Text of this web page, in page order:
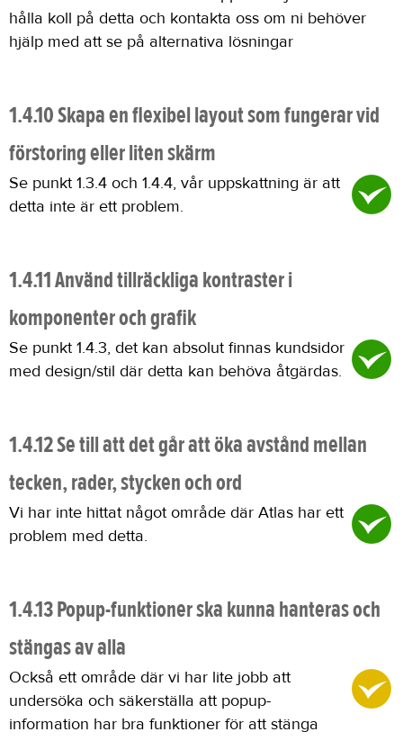
hålla koll på detta och kontakta oss om ni behöver
hjälp med att se på alternativa lösningar
1.4.10 Skapa en flexibel layout som fungerar vid
förstoring eller liten skärm
Se punkt 1.3.4 och 1.4.4, vår uppskattning är att
detta inte är ett problem.
1.4.11 Använd tillräckliga kontraster i
komponenter och grafik
Se punkt 1.4.3, det kan absolut finnas kundsidor
med design/stil där detta kan behöva åtgärdas.
1.4.12 Se till att det går att öka avstånd mellan
tecken, rader, stycken och ord
Vi har inte hittat något område där Atlas har ett
problem med detta.
1.4.13 Popup-funktioner ska kunna hanteras och
stängas av alla
Också ett område där vi har lite jobb att
undersöka och säkerställa att popup-
information har bra funktioner för att stänga